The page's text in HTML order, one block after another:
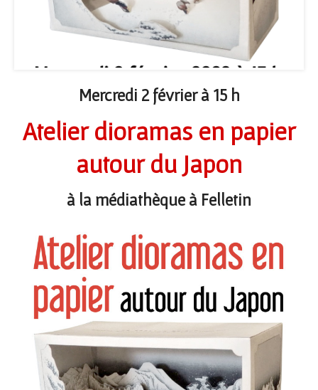
Mercredi 2 février à 15 h
Atelier dioramas en papier
autour du Japon
à la médiathèque à Felletin